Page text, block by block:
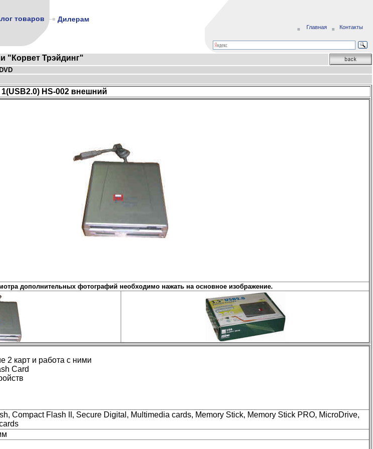
товаров Дилерам
Главная Контакты
"Корвет Трэйдинг"
HS-002 внешний
дополнительных фотографий необходимо нажать на основное изображение.
2 карт и работа с ними
Card
Compact Flash II, Secure Digital, Multimedia cards, Memory Stick, Memory Stick PRO, MicroDrive,